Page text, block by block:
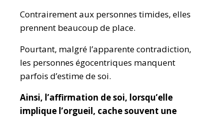
Contrairement aux personnes timides, elles
prennent beaucoup de place.
Pourtant, malgré l’apparente contradiction,
les personnes égocentriques manquent
parfois d’estime de soi.
Ainsi, l’affirmation de soi, lorsqu’elle
implique l’orgueil, cache souvent une